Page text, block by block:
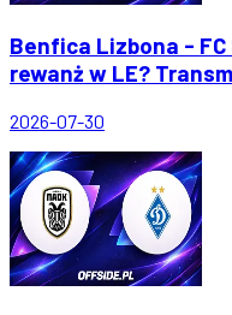
Benfica Lizbona - FC
rewanż w LE?
2026-07-30